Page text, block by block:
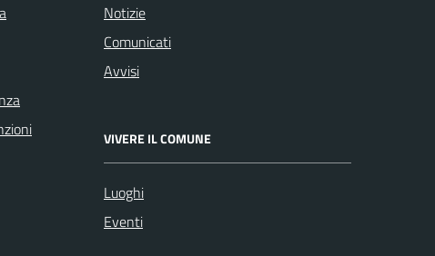
Notizie
Comunicati
Avvisi
VIVERE IL COMUNE
Luoghi
Eventi